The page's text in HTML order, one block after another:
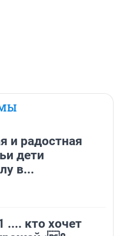
и радостная
дети
в...
кто хочет